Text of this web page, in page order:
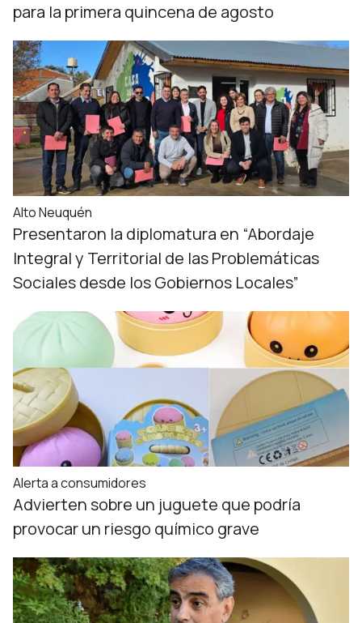
para la primera quincena de agosto
Alto Neuquén
Presentaron la diplomatura en “Abordaje
Integral y Territorial de las Problemáticas
Sociales desde los Gobiernos Locales”
Alerta a consumidores
Advierten sobre un juguete que podría
provocar un riesgo químico grave